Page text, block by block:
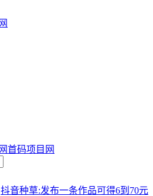
首码项目网
抖音种草:发布一条作品可得6到70元